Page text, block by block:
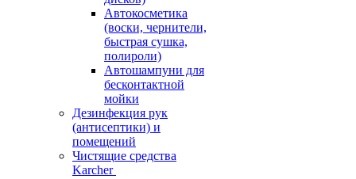
Автокосметика
(воски, чернители,
быстрая сушка,
полироли)
Автошампуни для
бесконтактной
мойки
Дезинфекция рук
(антисептики) и
помещений
Чистящие средства
Karcher